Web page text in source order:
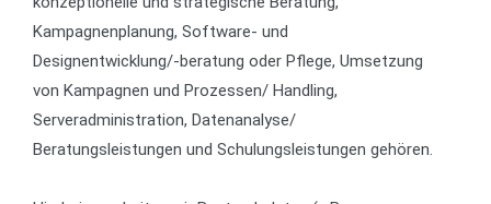
Kampagnenplanung, Software- und
Designentwicklung/-beratung oder Pflege, Umsetzung
von Kampagnen und Prozessen/ Handling,
Serveradministration, Datenanalyse/
Beratungsleistungen und Schulungsleistungen gehören.